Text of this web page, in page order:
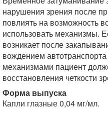
нарушения зрения после
повлиять на возможность
использовать механизмы.
возникает после
вождением
механизмами пациент
восстановления четкости
Форма выпуска
Капли глазные 0,04 мг/мл.